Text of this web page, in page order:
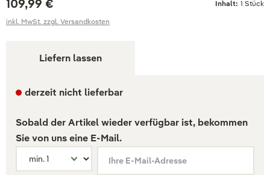
109,99 € Inhalt: 1 Stück
inkl. MwSt. zzgl. Versandkosten
Liefern lassen
derzeit nicht lieferbar
Sobald der Artikel wieder verfügbar ist, bekommen
Sie von uns eine E-Mail.
Ihre E-Mail-Adresse